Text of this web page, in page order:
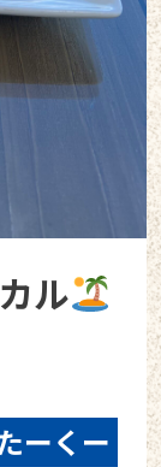
ル
ーくー